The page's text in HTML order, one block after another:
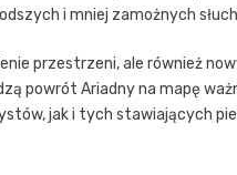
i mniej zamożnych
przestrzeni, ale również
powrót Ariadny na mapę
jak i tych stawiających